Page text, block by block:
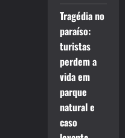
Tragédia no
paraíso:
turistas
perdem a
vida em
parque
natural e
caso